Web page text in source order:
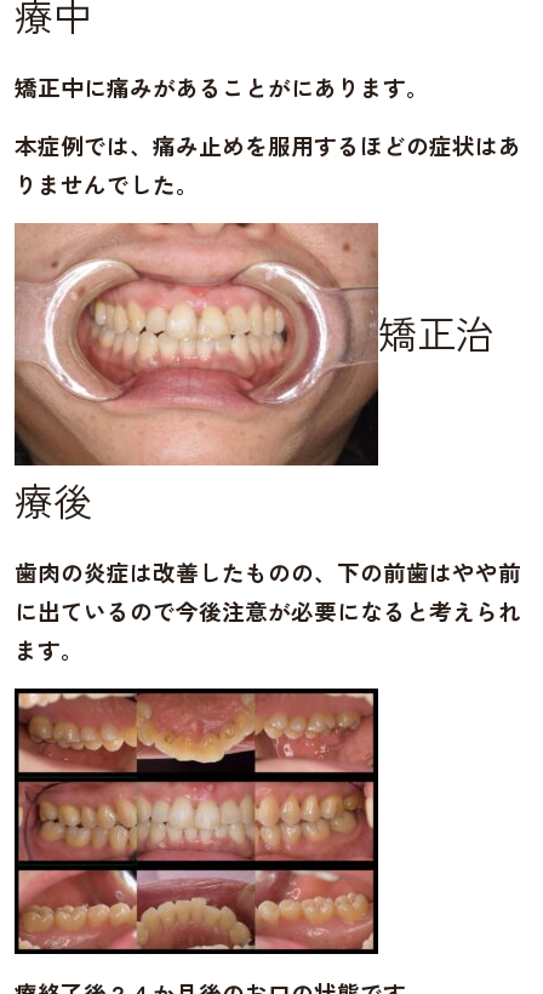
療中
矯正中に痛みがあることがにあります。
本症例では、痛み止めを服用するほどの症状はあ
りませんでした。
矯正治
療後
歯肉の炎症は改善したものの、下の前歯はやや前
に出ているので今後注意が必要になると考えられ
ます。